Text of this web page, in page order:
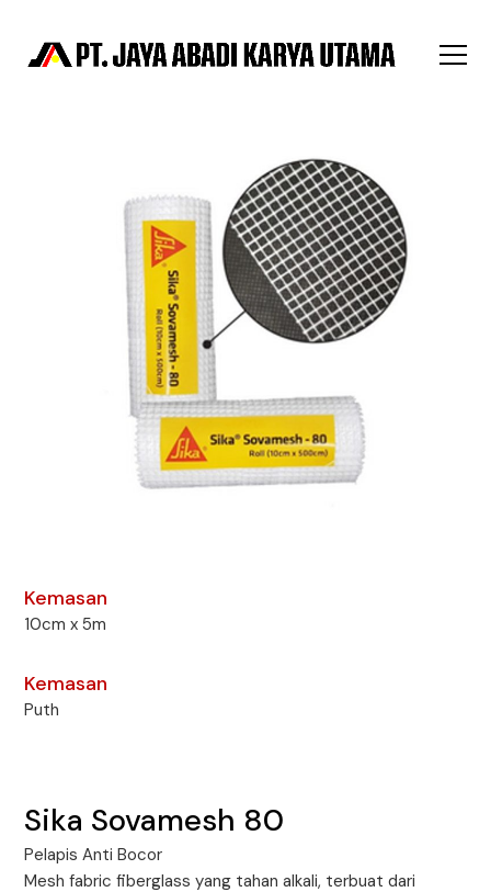
Kemasan
10cm x 5m
Kemasan
Puth
Sika Sovamesh 80
Pelapis Anti Bocor
Mesh fabric fiberglass yang tahan alkali, terbuat dari